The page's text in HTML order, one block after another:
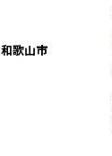
和歌山市